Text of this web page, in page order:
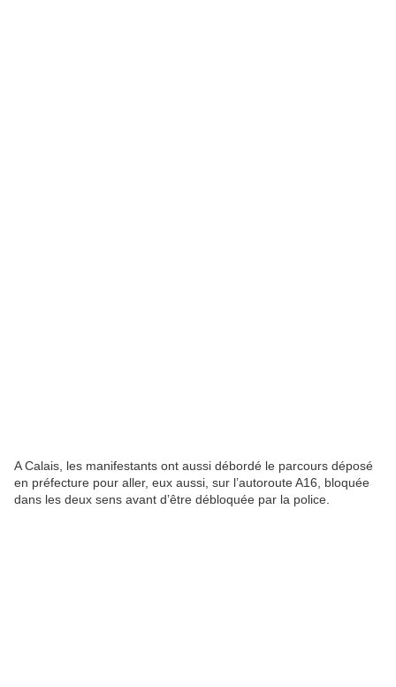
A Calais, les manifestants ont aussi débordé le parcours déposé
en préfecture pour aller, eux aussi, sur l’autoroute A16, bloquée
dans les deux sens avant d’être débloquée par la police.